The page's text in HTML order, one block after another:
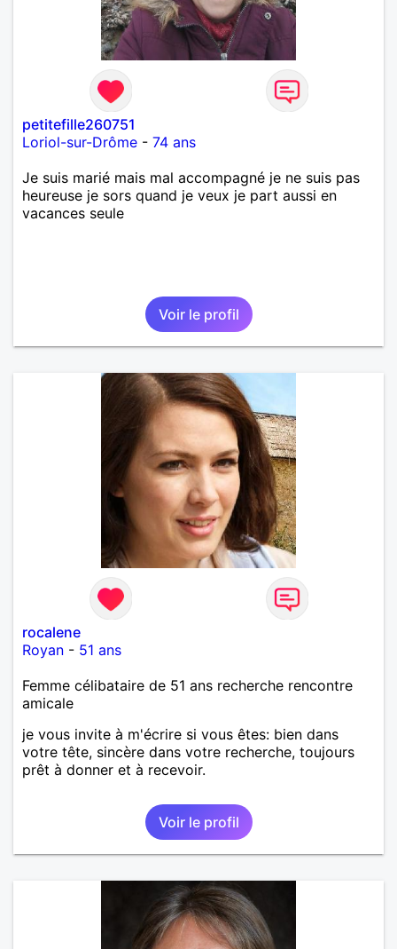
petitefille260751
Loriol-sur-Drôme - 74 ans
Je suis marié mais mal accompagné je ne suis pas
heureuse je sors quand je veux je part aussi en
vacances seule
Voir le profil
rocalene
Royan - 51 ans
Femme célibataire de 51 ans recherche rencontre
amicale
je vous invite à m'écrire si vous êtes: bien dans
votre tête, sincère dans votre recherche, toujours
prêt à donner et à recevoir.
Voir le profil